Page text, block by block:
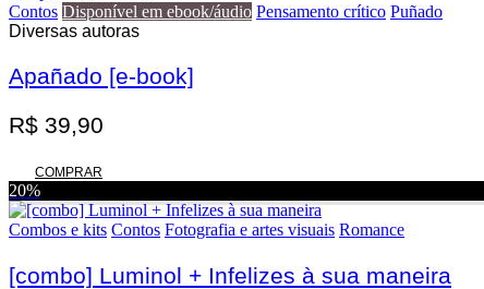
Contos Disponível em ebook/áudio Pensamento crítico Puñado
Diversas autoras
Apañado [e-book]
R$ 39,90
COMPRAR
20%
Combos e kits Contos Fotografia e artes visuais Romance
[combo] Luminol + Infelizes à sua maneira